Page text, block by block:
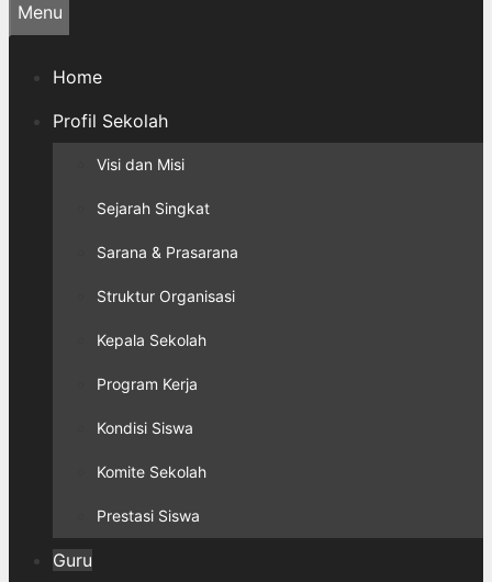
Menu
Home
Profil Sekolah
Visi dan Misi
Sejarah Singkat
Sarana & Prasarana
Struktur Organisasi
Kepala Sekolah
Program Kerja
Kondisi Siswa
Komite Sekolah
Prestasi Siswa
Guru